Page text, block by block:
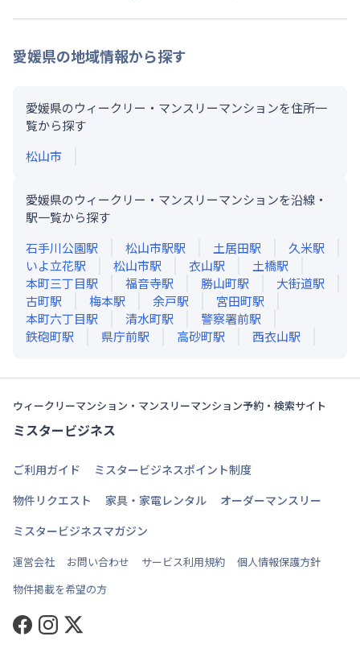
愛媛県の地域情報から探す
愛媛県のウィークリー・マンスリーマンションを住所一
覧から探す
松山市
愛媛県のウィークリー・マンスリーマンションを沿線・
駅一覧から探す
石手川公園駅 松山市駅駅 土居田駅 久米駅
いよ立花駅 松山市駅 衣山駅 土橋駅
本町三丁目駅 福音寺駅 勝山町駅 大街道駅
古町駅 梅本駅 余戸駅 宮田町駅
本町六丁目駅 清水町駅 警察署前駅
鉄砲町駅 県庁前駅 高砂町駅 西衣山駅
ウィークリーマンション・マンスリーマンション予約・検索サイト
ミスタービジネス
ご利用ガイド
ミスタービジネスポイント制度
物件リクエスト
家具・家電レンタル
オーダーマンスリー
ミスタービジネスマガジン
運営会社 お問い合わせ サービス利用規約
個人情報保護方針
物件掲載を希望の方
Facebook
Instagram
Twitter